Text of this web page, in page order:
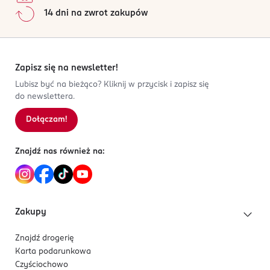
Kod EAN
4
0%
2
1
0%
Sortowanie wg
14 dni na zwrot zakupów
Zapisz się na newsletter!
Lubisz być na bieżąco? Kliknij w przycisk i zapisz się
do newslettera.
Dołączam!
Znajdź nas również na:
Zakupy
Znajdź drogerię
Karta podarunkowa
Czyściochowo